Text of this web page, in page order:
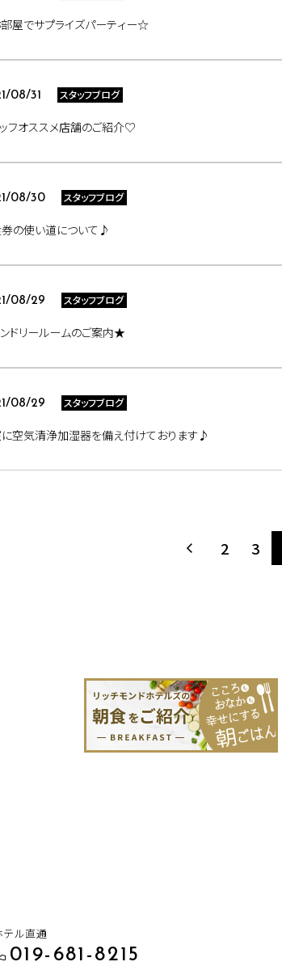
屋でサプライズパーティー☆
08/31 スタッフブログ
フオススメ店舗のご紹介♡
08/30 スタッフブログ
の使い道について♪
08/29 スタッフブログ
ドリールームのご案内★
08/29 スタッフブログ
空気清浄加湿器を備え付けております♪
2 3
テル直通
019-681-8215